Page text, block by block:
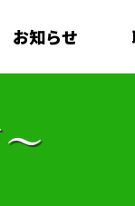
お知らせ